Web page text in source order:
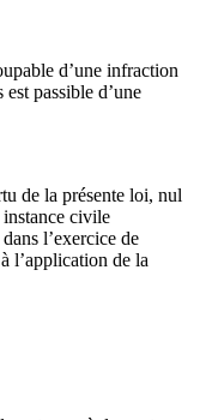
d’une infraction
passible d’une
de la présente loi, nul
civile
l’exercice de
l’application de la